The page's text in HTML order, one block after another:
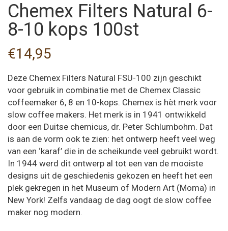
Chemex Filters Natural 6-
8-10 kops 100st
€14,95
Deze Chemex Filters Natural FSU-100 zijn geschikt
voor gebruik in combinatie met de Chemex Classic
coffeemaker 6, 8 en 10-kops. Chemex is hèt merk voor
slow coffee makers. Het merk is in 1941 ontwikkeld
door een Duitse chemicus, dr. Peter Schlumbohm. Dat
is aan de vorm ook te zien: het ontwerp heeft veel weg
van een ‘karaf’ die in de scheikunde veel gebruikt wordt.
In 1944 werd dit ontwerp al tot een van de mooiste
designs uit de geschiedenis gekozen en heeft het een
plek gekregen in het Museum of Modern Art (Moma) in
New York! Zelfs vandaag de dag oogt de slow coffee
maker nog modern.